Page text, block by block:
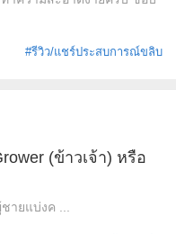
#รีวิว/แชร์ประสบการณ์ขลิบ
(ข้าวเจ้า) หรือ
ายแบ่งค ...